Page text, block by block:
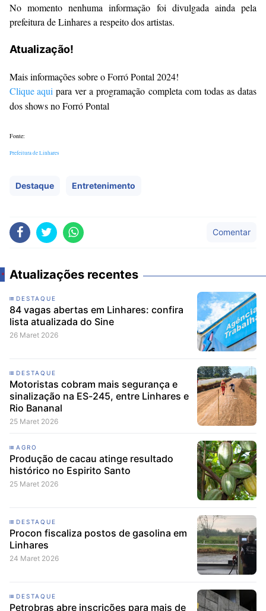
No momento nenhuma informação foi divulgada ainda pela
prefeitura de Linhares a respeito dos artistas.
Atualização!
Mais informações sobre o Forró Pontal 2024!
Clique aqui para ver a programação completa com todas as datas
dos shows no Forró Pontal
Fonte:
Prefeitura de Linhares
Destaque Entretenimento
Comentar
Atualizações recentes
DESTAQUE
84 vagas abertas em Linhares: confira
lista atualizada do Sine
26 Maret 2026
DESTAQUE
Motoristas cobram mais segurança e
sinalização na ES-245, entre Linhares e
Rio Bananal
25 Maret 2026
AGRO
Produção de cacau atinge resultado
histórico no Espirito Santo
25 Maret 2026
DESTAQUE
Procon fiscaliza postos de gasolina em
Linhares
24 Maret 2026
DESTAQUE
Petrobras abre inscrições para mais de